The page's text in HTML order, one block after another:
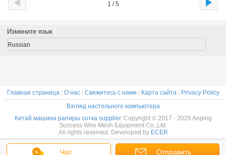
1 / 5
Чат Отправить
Измените язык
Russian
Главная страница| О нас| Свяжитесь с нами Карта сайта|
Privacy Policy
Взгляд настольного компьютера
Китай машина рапиры сотка supplier. Copyright © 2017 - 2026 Anping
Success Wire Mesh Equipment Co.,Ltd.
All rights reserved. Developed by ECER